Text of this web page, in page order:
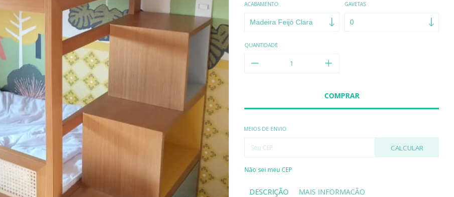
ACABAMENTO GAVETAS
QUANTIDADE
MEIOS DE ENVIO
CALCULAR
Não sei meu CEP
DESCRIÇÃO MAIS INFORMACÃO